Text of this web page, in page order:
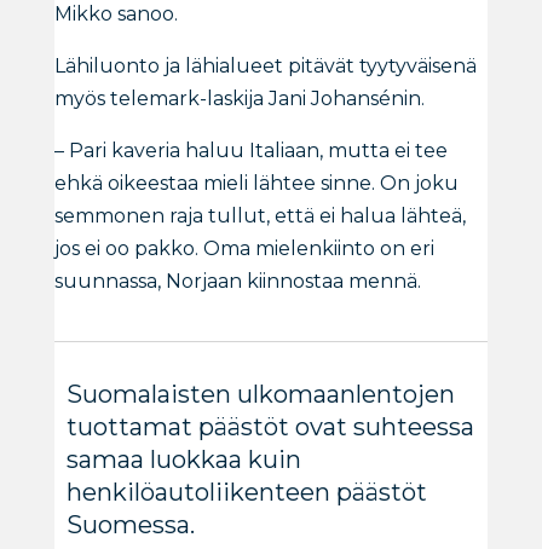
Mikko sanoo.
Lähiluonto ja lähialueet pitävät tyytyväisenä
myös telemark-laskija Jani Johansénin.
– Pari kaveria haluu Italiaan, mutta ei tee
ehkä oikeestaa mieli lähtee sinne. On joku
semmonen raja tullut, että ei halua lähteä,
jos ei oo pakko. Oma mielenkiinto on eri
suunnassa, Norjaan kiinnostaa mennä.
Suomalaisten ulkomaanlentojen
tuottamat päästöt ovat suhteessa
samaa luokkaa kuin
henkilöautoliikenteen päästöt
Suomessa.